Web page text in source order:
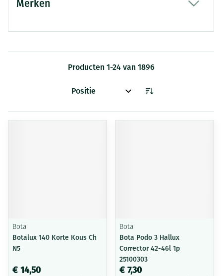
Merken
Producten 1-24van 1896
Sorteer op:
Bota
Botalux 140 Korte Kous Ch
N5
€ 14,50
Bota
Bota Podo 3 Hallux
Corrector 42-46l 1p
25100303
€ 7,30